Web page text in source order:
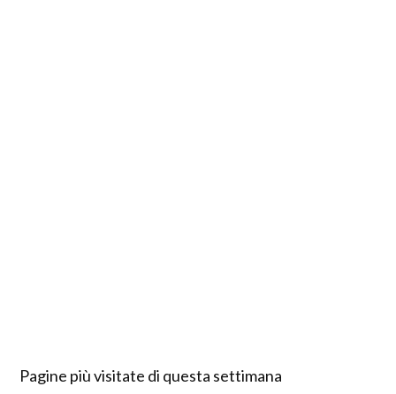
Pagine più visitate di questa settimana